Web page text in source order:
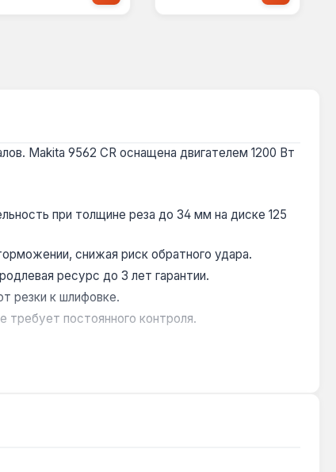
Makita 9562 CR оснащена двигателем 1200 Вт
при толщине реза до 34 мм на диске 125
снижая риск обратного удара.
ресурс до 3 лет гарантии.
резки к шлифовке.
постоянного контроля.
резка арматуры, шлифовка сварных швов,